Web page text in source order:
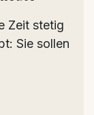
Zeit stetig
Sie sollen